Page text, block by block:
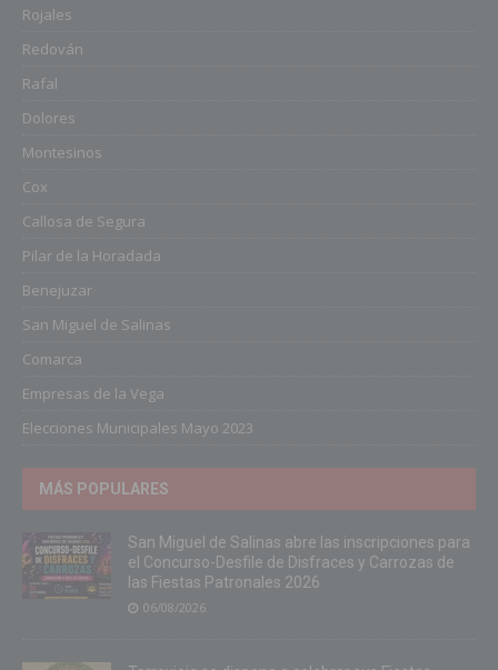
Rojales
Redován
Rafal
Dolores
Montesinos
Cox
Callosa de Segura
Pilar de la Horadada
Benejuzar
San Miguel de Salinas
Comarca
Empresas de la Vega
Elecciones Municipales Mayo 2023
MÁS POPULARES
San Miguel de Salinas abre las inscripciones para
el Concurso-Desfile de Disfraces y Carrozas de
las Fiestas Patronales 2026
06/08/2026